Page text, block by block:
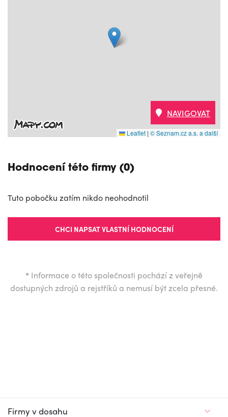
Leaflet | © Seznam.cz a.s. a další
NAVIGOVAT
Hodnocení této firmy (0)
Tuto pobočku zatím nikdo neohodnotil
CHCI NAPSAT VLASTNÍ HODNOCENÍ
* Informace o této společnosti pochází z veřejně
dostupných zdrojů a rejstříků a nemusí být zcela přesné.
Firmy v dosahu